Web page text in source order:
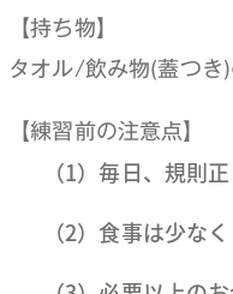
【持ち物】
タオル/飲み物(蓋つき
【練習前の注意点】
（1）毎日、規則
（2）食事は少な